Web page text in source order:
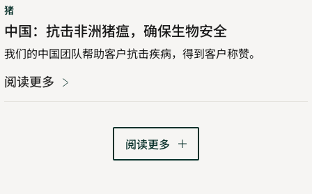
猪
中国：抗击非洲猪瘟，确保生物安全
我们的中国团队帮助客户抗击疾病，得到客户称赞。
阅读更多
阅读更多